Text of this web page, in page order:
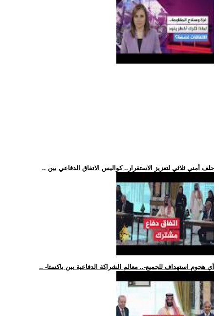
.. حلف أمني ثلاثي لتعزيز الاستقرار.. كواليس الاتفاق الدفاعي بين
.. -أي هجوم استهداف للجميع-.. معالم الشراكة الدفاعية بين باكستا